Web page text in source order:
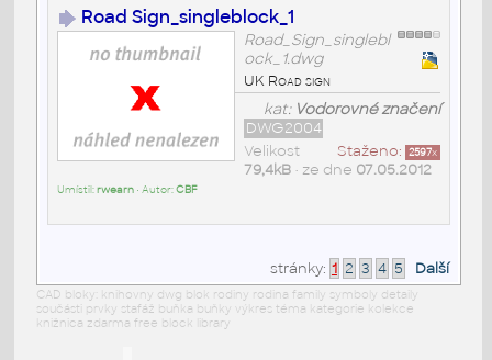
Road Sign_singleblock_1
Road_Sign_singlebl
ock_1.dwg
UK Road sign
kat: Vodorovné značení
DWG2004
Staženo: 2597x
Velikost
79,4kB• ze dne 07.05.2012
Umístil:rwearn• Autor:CBF
stránky: 1 2 3 4 5 Další
CAD bloky: knihovny dwg blok rodiny rodina family symboly detaily
součásti prvky stafáž buňka buňky výkres téma kategorie kolekce
knižnica zdarma free block library